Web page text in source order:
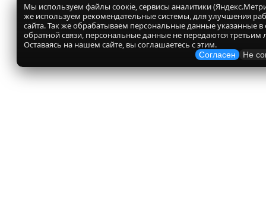
Мы используем файлы соокіе, сервисы аналитики
же используем рекомендательные системы, для улучшения
сайта. Так же обрабатываем персональные данные указанные
обратной связи, персональные данные не передаются третьим
Оставаясь на нашем сайте, вы соглашаетесь с этим.
Согласен Не